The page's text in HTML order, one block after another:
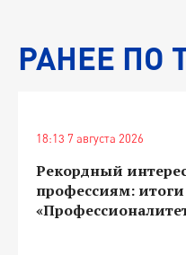
РАНЕЕ ПО
18:13 7 августа 2026
Рекордный
профессиям: